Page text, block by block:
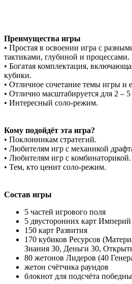
Преимущества игры
• Простая в освоении игра с
тактиками, глубиной и процессами.
• Богатая комплектация,
кубики.
• Отличное сочетание темы игры и
• Отлично масштабируется для 2 – 5
• Интересный соло-режим.
Кому подойдёт эта игра?
• Поклонникам стратегий.
• Любителям игр с механикой
• Любителям игр с комбинаторикой.
• Тем, кто ценит соло-режим.
Состав игры
5 частей игрового поля
5 двусторонних карт Империй
150 карт Развития
170 кубиков Ресурсов
Знания 30, Деньги 30,
80 жетонов Лидеров (40
жетон счётчика раундов
блокнот для подсчёта